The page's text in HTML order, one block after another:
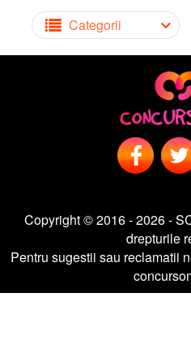
Categorii
Copyright © 2016 - 2026 -
drepturile
Pentru sugestii sau reclamatii